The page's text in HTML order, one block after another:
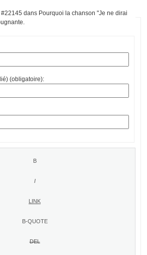
dans Pourquoi la chanson "Je ne dirai
(obligatoire):